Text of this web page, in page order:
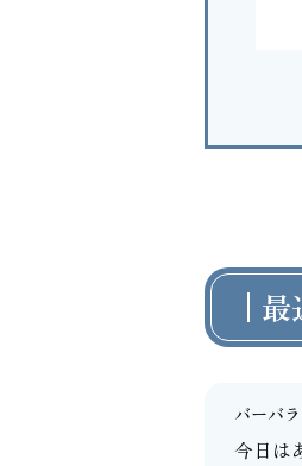
最
バーバ
今日は